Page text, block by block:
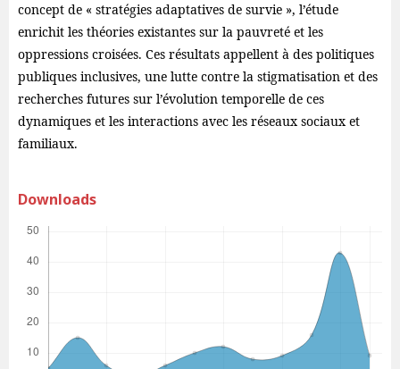
concept de « stratégies adaptatives de survie », l’étude
enrichit les théories existantes sur la pauvreté et les
oppressions croisées. Ces résultats appellent à des politiques
publiques inclusives, une lutte contre la stigmatisation et des
recherches futures sur l’évolution temporelle de ces
dynamiques et les interactions avec les réseaux sociaux et
familiaux.
Downloads